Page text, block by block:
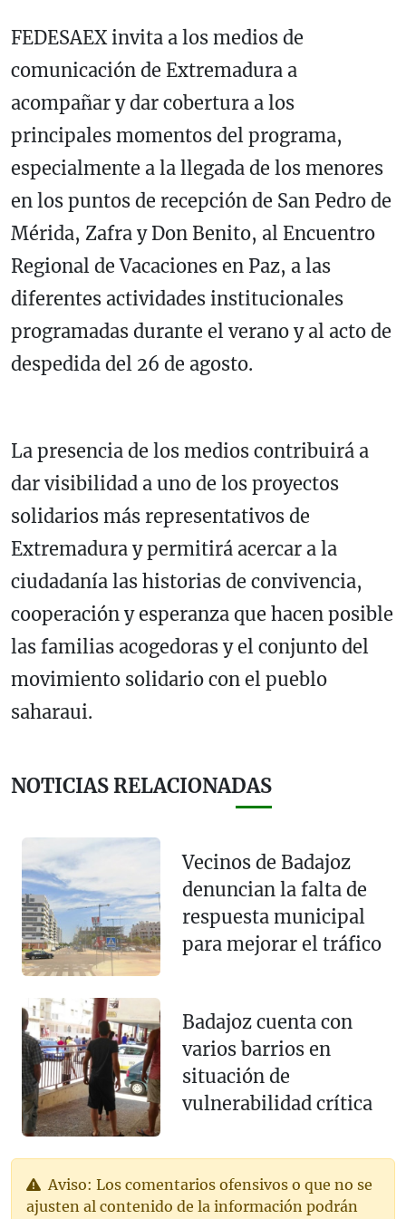
FEDESAEX invita a los medios de
comunicación de Extremadura a
acompañar y dar cobertura a los
principales momentos del programa,
especialmente a la llegada de los menores
en los puntos de recepción de San Pedro de
Mérida, Zafra y Don Benito, al Encuentro
Regional de Vacaciones en Paz, a las
diferentes actividades institucionales
programadas durante el verano y al acto de
despedida del 26 de agosto.
La presencia de los medios contribuirá a
dar visibilidad a uno de los proyectos
solidarios más representativos de
Extremadura y permitirá acercar a la
ciudadanía las historias de convivencia,
cooperación y esperanza que hacen posible
las familias acogedoras y el conjunto del
movimiento solidario con el pueblo
saharaui.
NOTICIAS RELACIONADAS
Vecinos de Badajoz
denuncian la falta de
respuesta municipal
para mejorar el tráfico
Badajoz cuenta con
varios barrios en
situación de
vulnerabilidad crítica
Aviso: Los comentarios ofensivos o que no se
ajusten al contenido de la información podrán